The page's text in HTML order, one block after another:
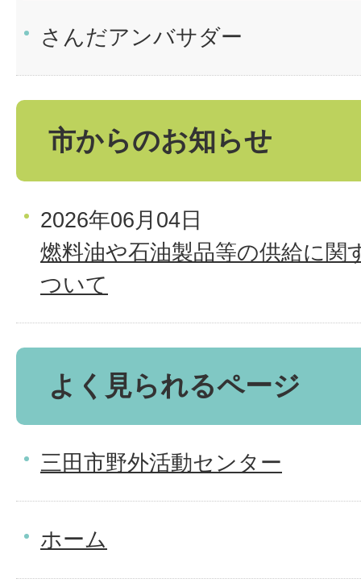
さんだアンバサダー
市からのお知らせ
2026年06月04日
燃料油や石油製品等の供給に関
ついて
よく見られるページ
三田市野外活動センター
ホーム